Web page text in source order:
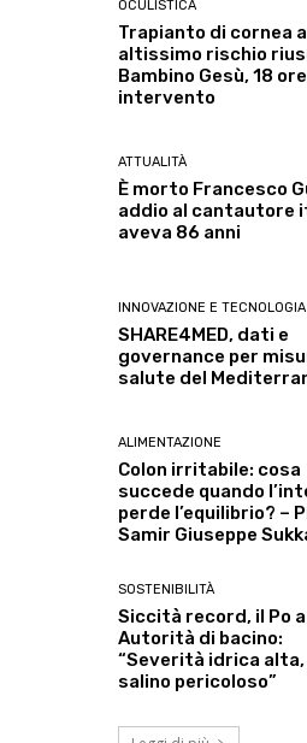
OCULISTICA
Trapianto di cornea
altissimo rischio
Bambino Gesù, 18
intervento
ATTUALITÀ
È morto Francesco
addio al cantautore
aveva 86 anni
INNOVAZIONE E TECNOLOGIA
SHARE4MED, dati e
governance per
salute del
ALIMENTAZIONE
Colon irritabile: cosa
succede quando
perde l’equilibrio? –
Samir Giuseppe
SOSTENIBILITÀ
Siccità record, il Po
Autorità di bacino:
“Severità idrica alta,
salino pericoloso”